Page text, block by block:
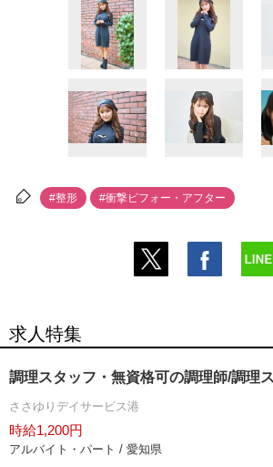
#整形 #衝撃ビフォー・アフター
求人特集
調理スタッフ・無資格可の調理師/調理
ささゆりデイサービス港
時給1,200円
アルバイト・パート / 愛知県